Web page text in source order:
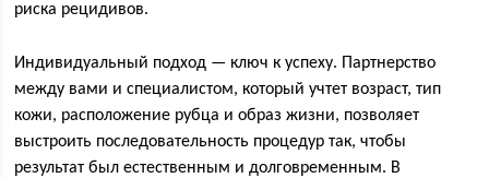
риска рецидивов.
Индивидуальный подход — ключ к успеху. Партнерство
между вами и специалистом, который учтет возраст, тип
кожи, расположение рубца и образ жизни, позволяет
выстроить последовательность процедур так, чтобы
результат был естественным и долговременным. В